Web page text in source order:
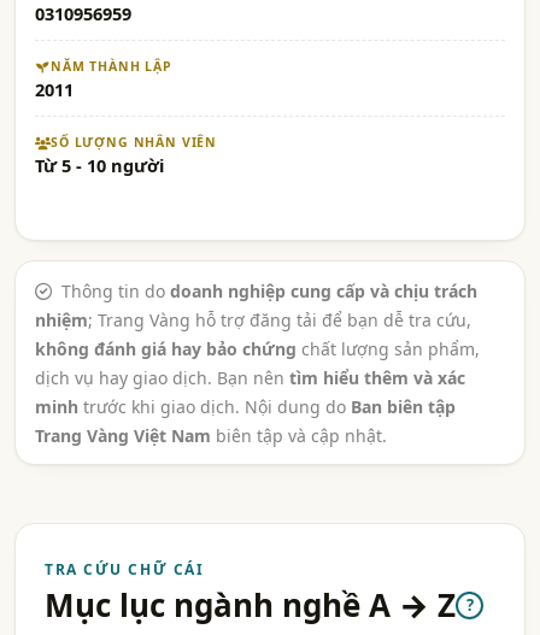
0310956959
NĂM THÀNH LẬP
2011
SỐ LƯỢNG NHÂN VIÊN
Từ 5 - 10 người
Thông tin do doanh nghiệp cung cấp và chịu trách
nhiệm; Trang Vàng hỗ trợ đăng tải để bạn dễ tra cứu,
không đánh giá hay bảo chứng chất lượng sản phẩm,
dịch vụ hay giao dịch. Bạn nên tìm hiểu thêm và xác
minh trước khi giao dịch. Nội dung do Ban biên tập
Trang Vàng Việt Nam biên tập và cập nhật.
TRA CỨU CHỮ CÁI
Mục lục ngành nghề A → Z ?